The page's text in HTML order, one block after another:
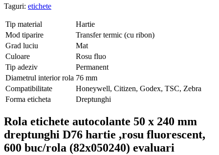
Taguri: etichete
Tip material
Hartie
Mod tiparire
Transfer termic (cu ribon)
Grad luciu
Mat
Culoare
Rosu fluo
Tip adeziv
Permanent
Diametrul interior rola 76 mm
Compatibilitate
Honeywell, Citizen, Godex, TSC, Zebra
Forma eticheta
Dreptunghi
Rola etichete autocolante 50 x 240 mm
dreptunghi D76 hartie ,rosu fluorescent,
600 buc/rola (82x050240) evaluari